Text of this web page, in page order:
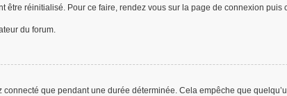
être réinitialisé. Pour ce faire, rendez vous sur la page de connexion puis
du forum.
que pendant une durée déterminée. Cela empêche que